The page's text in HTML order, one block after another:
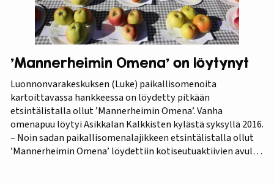
’Mannerheimin Omena’ on löytynyt
Luonnonvarakeskuksen (Luke) paikallisomenoita
kartoittavassa hankkeessa on löydetty pitkään
etsintälistalla ollut ’Mannerheimin Omena’. Vanha
omenapuu löytyi Asikkalan Kalkkisten kylästä syksyllä 2016.
– Noin sadan paikallisomenalajikkeen etsintälistalla ollut
’Mannerheimin Omena’ löydettiin kotiseutuaktiivien avulla.